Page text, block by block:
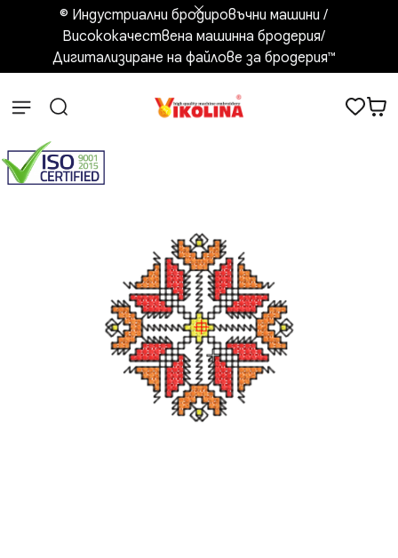
© Индустриални бродировъчни машини /
Висококачествена машинна бродерия/
Дигитализиране на файлове за бродерия™️